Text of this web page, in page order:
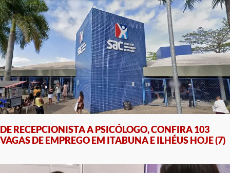
DE RECEPCIONISTA A PSICÓLOGO, CONFIRA 103
VAGAS DE EMPREGO EM ITABUNA E ILHÉUS HOJE (7)